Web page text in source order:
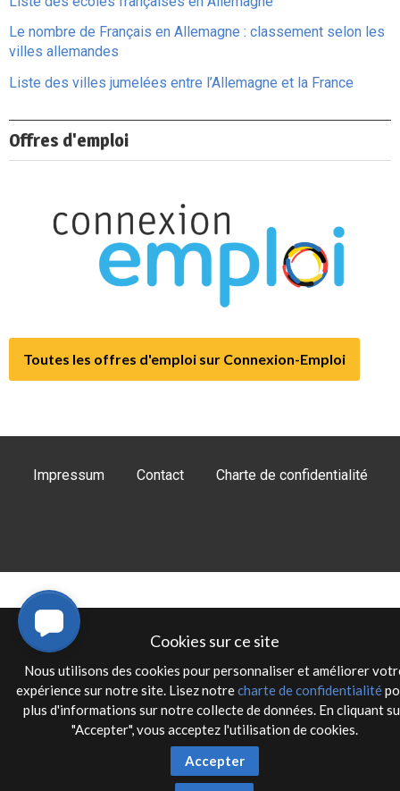
Le nombre de Français en Allemagne : classement selon les
villes allemandes
Liste des villes jumelées entre l’Allemagne et la France
Offres d'emploi
Toutes les offres d'emploi sur Connexion-Emploi
Cookies sur ce site
Nous utilisons des cookies pour personnaliser et améliorer
expérience sur notre site. Lisez notrecharte de confidentialité
plus d'informations sur notre collecte de données. En cliquant
"Accepter", vous acceptez l'utilisation de cookies.
Accepter
Impressum Contact Charte de confidentialité